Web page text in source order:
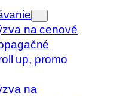
na cenové
up, promo
na